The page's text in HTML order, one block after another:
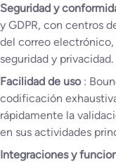
Seguridad y
y GDPR, con centros
del correo electrónico,
seguridad y privacidad.
Facilidad de uso :
codificación
rápidamente la
en sus actividades
Integraciones y